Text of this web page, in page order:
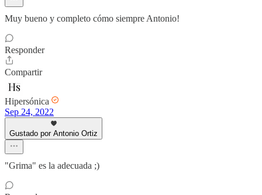
Muy bueno y completo cómo siempre Antonio!
Responder
Compartir
Hipersónica
Sep 24, 2022
Gustado por Antonio Ortiz
"Grima" es la adecuada ;)